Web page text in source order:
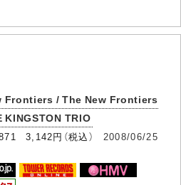
Frontiers / The New Frontiers
KINGSTON TRIO
3,142円（税込） 2008/06/25